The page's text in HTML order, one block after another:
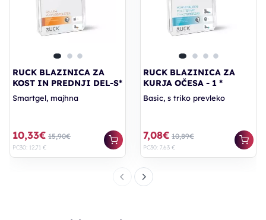
RUCK BLAZINICA ZA
KOST IN PREDNJI DEL-S*
Smartgel, majhna
10,33€ 15,90€
PC30: 12,71 €
RUCK BLAZINICA ZA
KURJA OČESA - 1 *
Basic, s triko prevleko
7,08€ 10,89€
PC30: 7,63 €